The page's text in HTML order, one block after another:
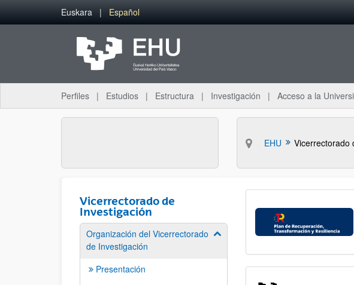
Saltar al contenido principal
Euskara Español
Perfiles Estudios Estructura Investigación Acceso a la
EHU Vicerrectorado
Vicerrectorado de
Investigación
Organización del Vicerrectorado
de Investigación
Mostrar/ocultar subpáginas
Presentación